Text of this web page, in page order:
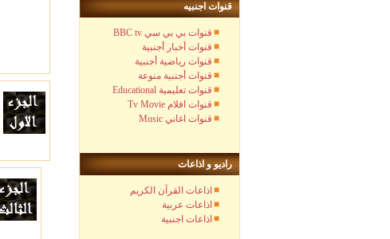
قنوات اجنبيه
BBC tv قنوات بي بي سي
قنوات أخبار أجنبية
قنوات رياضية أجنبية
قنوات أجنبية منوعة
Educational قنوات تعليمية
Tv Movie قنوات افلام
Music قنوات اغاني
راديو و اذاعات
اذاعات القرآن الكريم
اذاعات عربية
اذاعات اجنبية